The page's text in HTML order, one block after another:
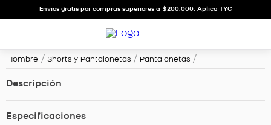
Envíos gratis por compras superiores a $200.000. Aplica TYC
Hombre Shorts y Pantalonetas Pantalonetas
Descripción
Especificaciones